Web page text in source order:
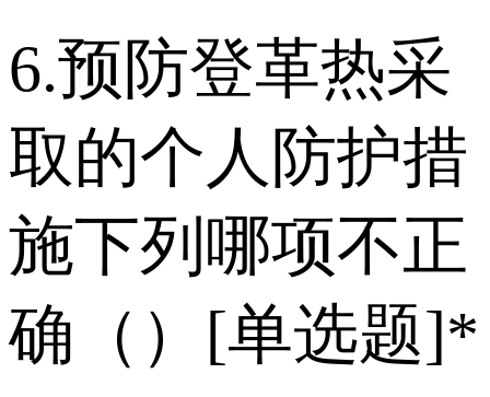
6.预防登革热采
取的个人防护措
施下列哪项不正
确（）[单选题]*